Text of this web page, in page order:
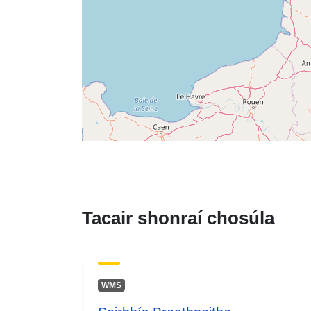
Tacair shonraí chosúla
WMS